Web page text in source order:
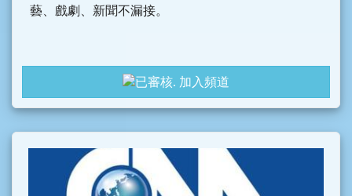
藝、戲劇、新聞不漏接。
加入頻道